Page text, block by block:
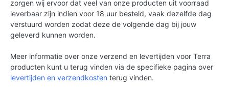
zorgen wij ervoor dat veel van onze producten uit voorraad
leverbaar zijn indien voor 18 uur besteld, vaak dezelfde dag
verstuurd worden zodat deze de volgende dag bij jouw
geleverd kunnen worden.
Meer informatie over onze verzend en levertijden voor Terra
producten kunt u terug vinden via de specifieke pagina over
levertijden en verzendkosten terug vinden.